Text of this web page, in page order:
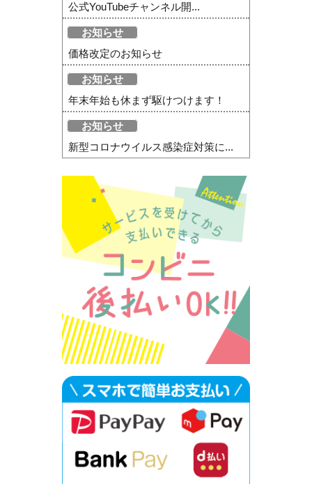
公式YouTubeチャンネル開...
お知らせ
価格改定のお知らせ
お知らせ
年末年始も休まず駆けつけます！
お知らせ
新型コロナウイルス感染症対策に...